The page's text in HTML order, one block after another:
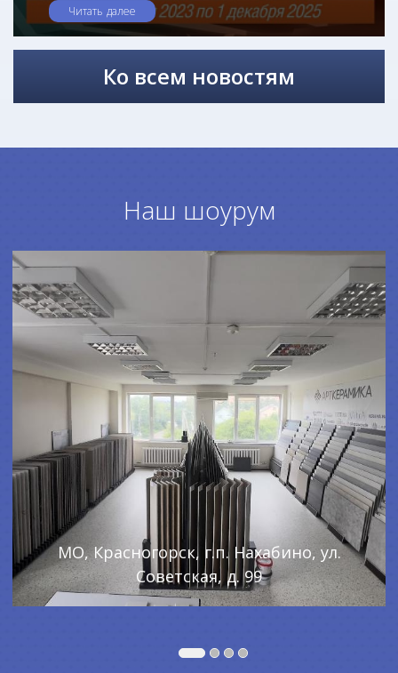
Читать далее
Ко всем новостям
Наш шоурум
МО, Красногорск, г.п. Нахабино, ул.
Советская, д. 99